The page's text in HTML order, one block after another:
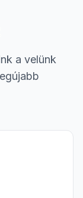
a velünk